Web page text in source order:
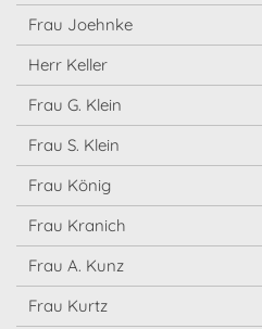
Frau Joehnke
Herr Keller
Frau G. Klein
Frau S. Klein
Frau König
Frau Kranich
Frau A. Kunz
Frau Kurtz